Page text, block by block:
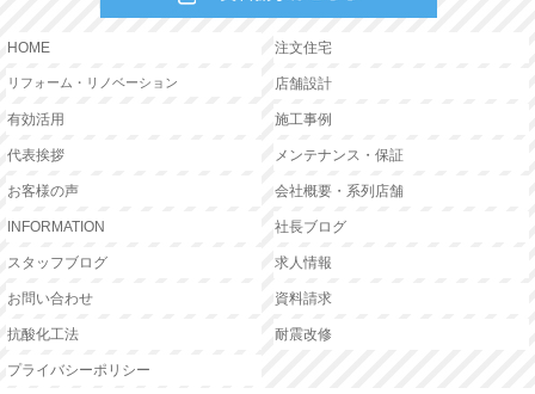
HOME 注文住宅
リフォーム・リノベーション 店舗設計
有効活用 施工事例
代表挨拶 メンテナンス・保証
お客様の声 会社概要・系列店舗
INFORMATION 社長ブログ
スタッフブログ 求人情報
お問い合わせ 資料請求
抗酸化工法 耐震改修
プライバシーポリシー